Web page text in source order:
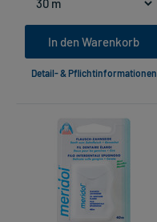
In den Warenkorb
Detail- & Pflichtinformationen